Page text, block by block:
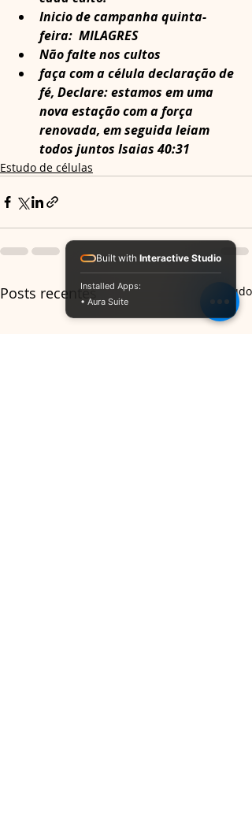
Inicio de campanha quinta-
feira:  MILAGRES
Não falte nos cultos
faça com a célula declaração de
fé, Declare: estamos em uma
nova estação com a força
renovada, em seguida leiam
todos juntos Isaias 40:31
Estudo de células
Posts recentes Ver tudo
Built with Interactive Studio
Installed Apps:
• Aura Suite